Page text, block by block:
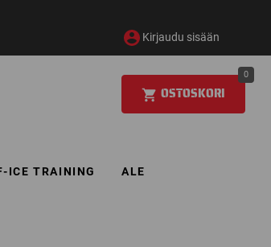
Kirjaudu sisään
OSTOSKORI
0
ICE TRAINING ALE